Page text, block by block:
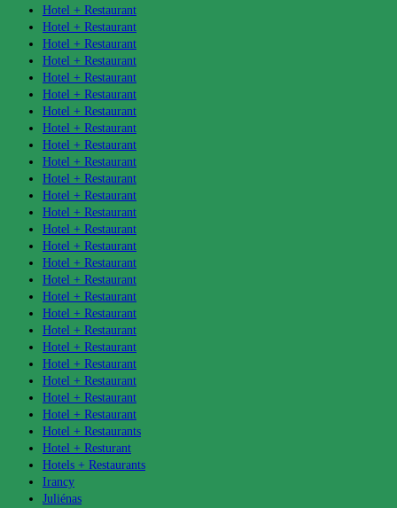
Hotel + Restaurant
Hotel + Restaurant
Hotel + Restaurant
Hotel + Restaurant
Hotel + Restaurant
Hotel + Restaurant
Hotel + Restaurant
Hotel + Restaurant
Hotel + Restaurant
Hotel + Restaurant
Hotel + Restaurant
Hotel + Restaurant
Hotel + Restaurant
Hotel + Restaurant
Hotel + Restaurant
Hotel + Restaurant
Hotel + Restaurant
Hotel + Restaurant
Hotel + Restaurant
Hotel + Restaurant
Hotel + Restaurant
Hotel + Restaurant
Hotel + Restaurant
Hotel + Restaurant
Hotel + Restaurant
Hotel + Restaurants
Hotel + Resturant
Hotels + Restaurants
Irancy
Juliénas